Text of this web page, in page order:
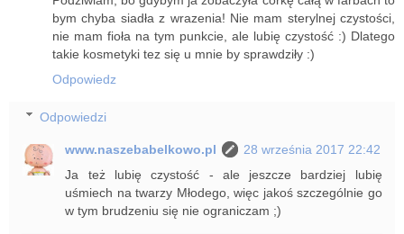
bym chyba siadła z wrazenia! Nie mam sterylnej czystości,
nie mam fioła na tym punkcie, ale lubię czystość :) Dlatego
takie kosmetyki tez się u mnie by sprawdziły :)
Odpowiedz
Odpowiedzi
www.naszebabelkowo.pl
28 września 2017 22:42
Ja też lubię czystość - ale jeszcze bardziej lubię
uśmiech na twarzy Młodego, więc jakoś szczególnie go
w tym brudzeniu się nie ograniczam ;)